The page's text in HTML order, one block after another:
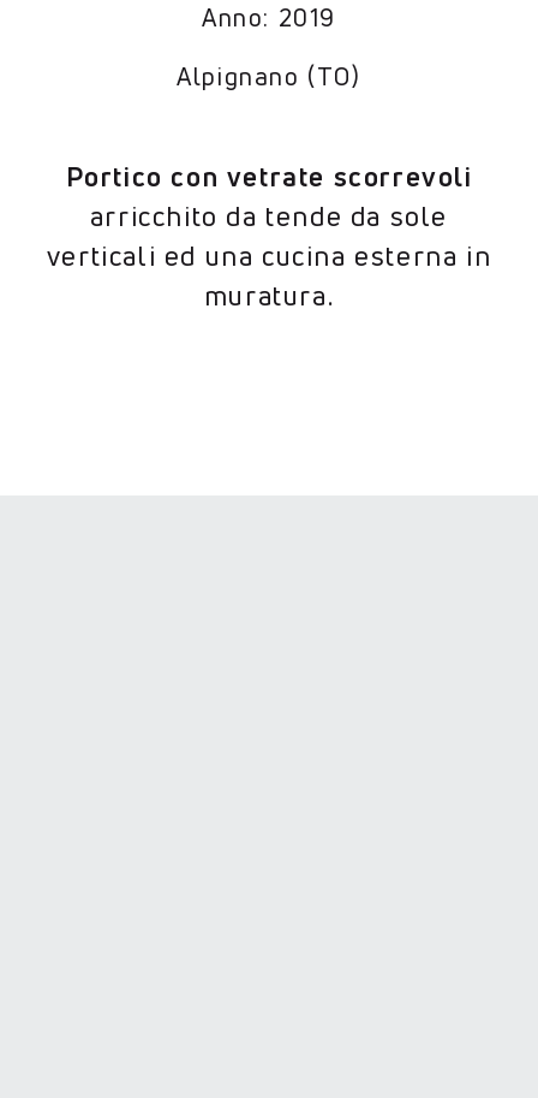
Anno: 2019
Alpignano (TO)
Portico con vetrate scorrevoli
arricchito da tende da sole
verticali ed una cucina esterna in
muratura.